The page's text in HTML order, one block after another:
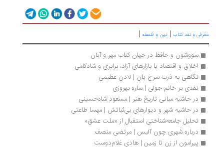
و نقد کتاب|دین و فلسفه|
سووشون و حافظ در جهان کتاب مهر و آبان
اخلاق و اقتصاد یا بازارهای آزاد، برابری و شادکامی
نگاهی به ذرت سرخ یان | لادن عظیمی
نقدی بر خانم جولی | ساره بهروزی
در حاشیه مبانی تاریخ هنر | مسعود شاه‏‌حسینی
در حاشیه شهر و دیوارهای بی‌ثباتش | مهسا طاعتی
تحلیل جامعه‌شناختی استقبال از «ملت عشق»
درباره شهری چون آلیس | مرتضی منصف
پیرامون از زن تا زمین | هادی غلام‌دوست